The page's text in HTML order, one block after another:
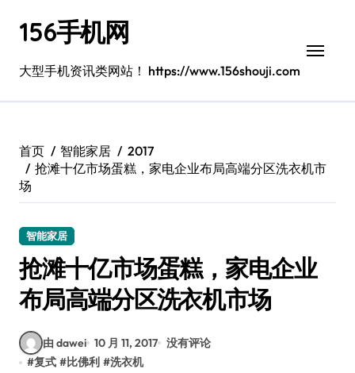
156手机网
大型手机资讯类网站！ https://www.156shouji.com
首页 智能家居
2017
抢滩十亿市场蛋糕，家电企业布局高端分区洗衣机市
场
智能家居
抢滩十亿市场蛋糕，家电企业
布局高端分区洗衣机市场
由 dawei 10 月 11, 2017 没有评论
#复式 #比佛利 #洗衣机